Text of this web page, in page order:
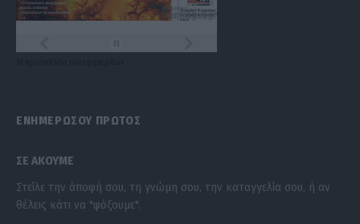
ΕΝΗΜΕΡΩΣΟΥ ΠΡΩΤΟΣ
ΣΕ ΑΚΟΥΜΕ
Στείλε την άποψή σου, τη γνώμη σου, την καταγγελία σου, ή αν
θέλεις κάτι να "ψάξουμε".